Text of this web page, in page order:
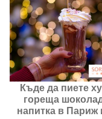
Къде да пиете
гореща
напитка в